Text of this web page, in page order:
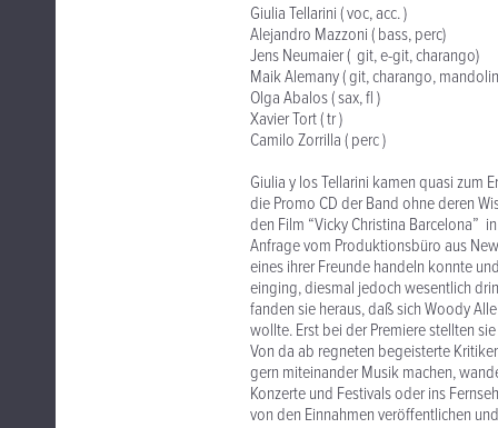
Giulia Tellarini ( voc, acc. )
Alejandro Mazzoni ( bass, perc)
Jens Neumaier ( git, e-git, charango)
Maik Alemany ( git, charango,
Olga Abalos ( sax, fl )
Xavier Tort ( tr )
Camilo Zorrilla ( perc )
Giulia y los Tellarini kamen quasi zum
die Promo CD der Band ohne deren
den Film “Vicky Christina Barcelona”
Anfrage vom Produktionsbüro aus
eines ihrer Freunde handeln konnte
einging, diesmal jedoch wesentlich
fanden sie heraus, daß sich Woody
wollte. Erst bei der Premiere stellten
Von da ab regneten begeisterte
gern miteinander Musik machen,
Konzerte und Festivals oder ins
von den Einnahmen veröffentlichen